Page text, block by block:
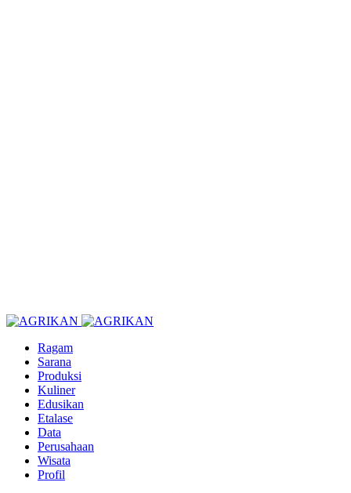
Ragam
Sarana
Produksi
Kuliner
Edusikan
Etalase
Data
Perusahaan
Wisata
Profil